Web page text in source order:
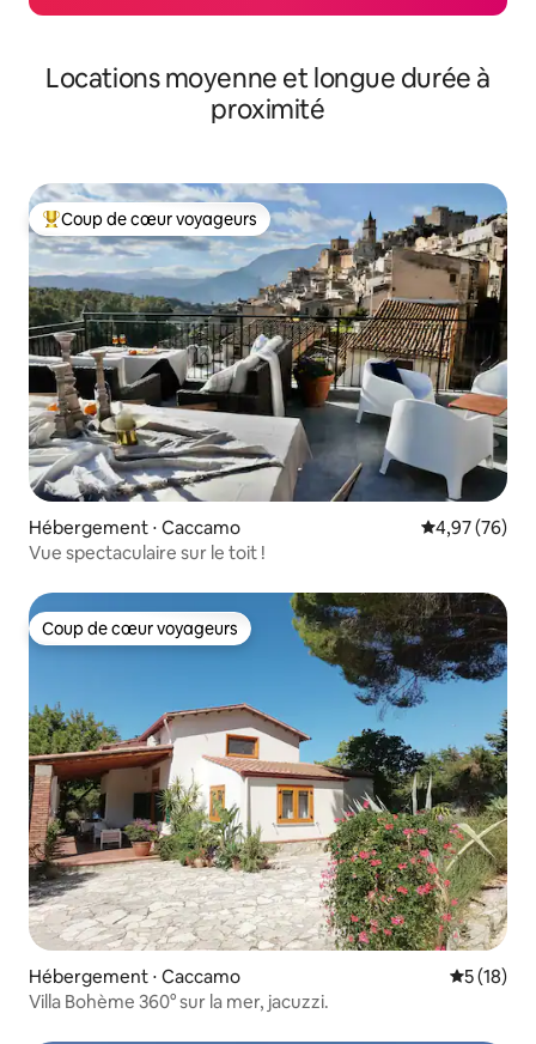
Locations moyenne et longue durée à
proximité
Coups de cœur voyageurs les plus appréciés
Coup de cœur voyageurs
Hébergement ⋅ Caccamo Évaluation
4,97 (76)
Vue spectaculaire sur le toit !
Coup de cœur voyageurs
Coup de cœur voyageurs
Hébergement ⋅ Caccamo
5 (18)
Villa Bohème 360° sur la mer, jacuzzi.